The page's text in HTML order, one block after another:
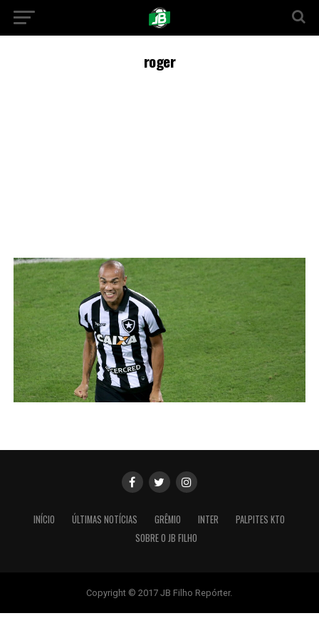
roger
INÍCIO ÚLTIMAS NOTÍCIAS GRÊMIO INTER
PALPITES KTO
SOBRE O JB FILHO
Copyright © 2017 JB Filho Repórter.